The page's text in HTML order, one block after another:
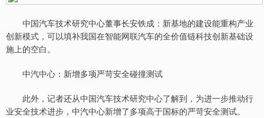
中国汽车技术研究中心董事长安铁成：新基地的建设能重构产业
创新模式，可以填补我国在智能网联汽车的全价值链科技创新基础设
施上的空白。
中汽中心：新增多项严苛安全碰撞测试
此外，记者还从中国汽车技术研究中心了解到，为进一步推动行
业安全技术进步，中汽中心新增了多项高于国标的严苛安全测试。